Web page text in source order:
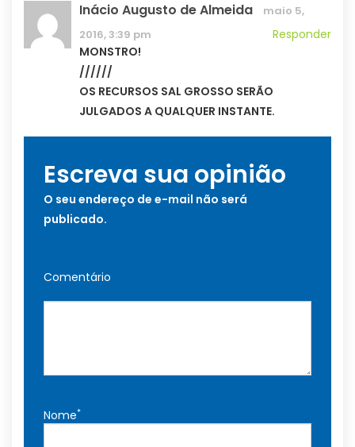
Inácio Augusto de Almeida
maio 5,
2016, 3:39 pm
Responder
MONSTRO!
//////
OS RECURSOS SAL GROSSO SERÃO
JULGADOS A QUALQUER INSTANTE.
Escreva sua opinião
O seu endereço de e-mail não será
publicado.
Comentário
Nome*